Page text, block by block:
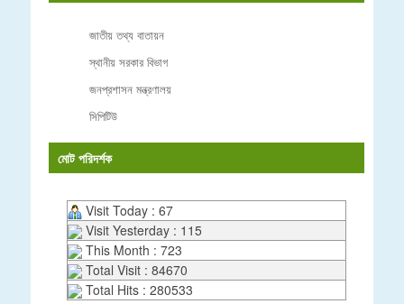
জাতীয় তথ্য বাতায়ন
স্থানীয় সরকার বিভাগ
জনপ্রশাসন মন্ত্রণালয়
সিপিটিউ
মোট পরিদর্শক
Visit Today : 67
Visit Yesterday : 115
This Month : 723
Total Visit : 84670
Total Hits : 280533